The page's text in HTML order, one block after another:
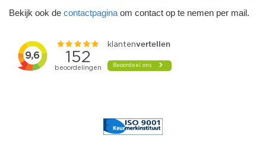
Bekijk ook de contactpagina om contact op te nemen per mail.